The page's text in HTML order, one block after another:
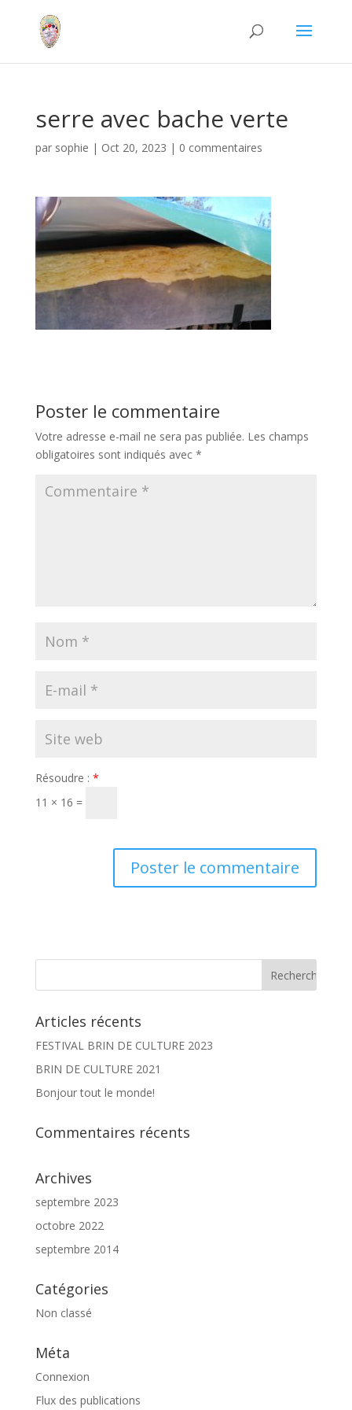
serre avec bache verte
par sophie | Oct 20, 2023 | 0 commentaires
Poster le commentaire
Votre adresse e-mail ne sera pas publiée. Les champs
obligatoires sont indiqués avec *
Résoudre : *
11 × 16 =
Articles récents
FESTIVAL BRIN DE CULTURE 2023
BRIN DE CULTURE 2021
Bonjour tout le monde!
Commentaires récents
Archives
septembre 2023
octobre 2022
septembre 2014
Catégories
Non classé
Méta
Connexion
Flux des publications